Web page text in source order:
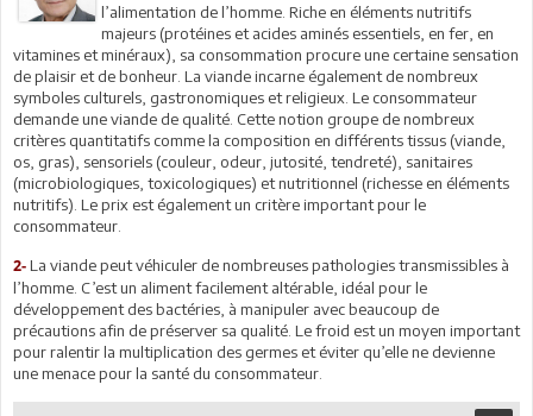
l’alimentation de l’homme. Riche en éléments nutritifs
majeurs (protéines et acides aminés essentiels, en fer, en
vitamines et minéraux), sa consommation procure une certaine sensation
de plaisir et de bonheur. La viande incarne également de nombreux
symboles culturels, gastronomiques et religieux. Le consommateur
demande une viande de qualité. Cette notion groupe de nombreux
critères quantitatifs comme la composition en différents tissus (viande,
os, gras), sensoriels (couleur, odeur, jutosité, tendreté), sanitaires
(microbiologiques, toxicologiques) et nutritionnel (richesse en éléments
nutritifs). Le prix est également un critère important pour le
consommateur.
2- La viande peut véhiculer de nombreuses pathologies transmissibles à
l’homme. C’est un aliment facilement altérable, idéal pour le
développement des bactéries, à manipuler avec beaucoup de
précautions afin de préserver sa qualité. Le froid est un moyen important
pour ralentir la multiplication des germes et éviter qu’elle ne devienne
une menace pour la santé du consommateur.